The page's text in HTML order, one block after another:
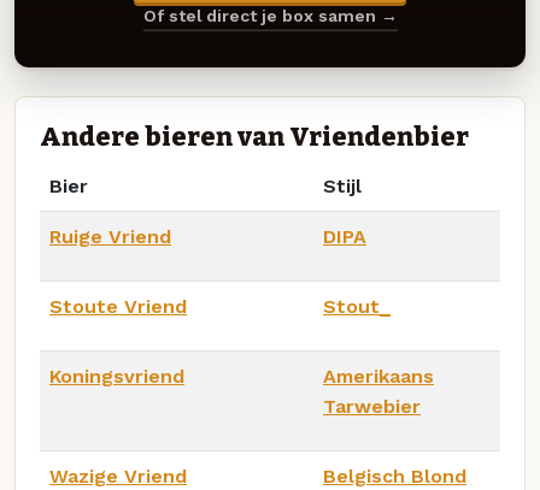
Of stel direct je box samen →
Andere bieren van Vriendenbier
Bier Stijl
Ruige Vriend DIPA
Stoute Vriend Stout_
Koningsvriend
Amerikaans
Tarwebier
Wazige Vriend Belgisch Blond